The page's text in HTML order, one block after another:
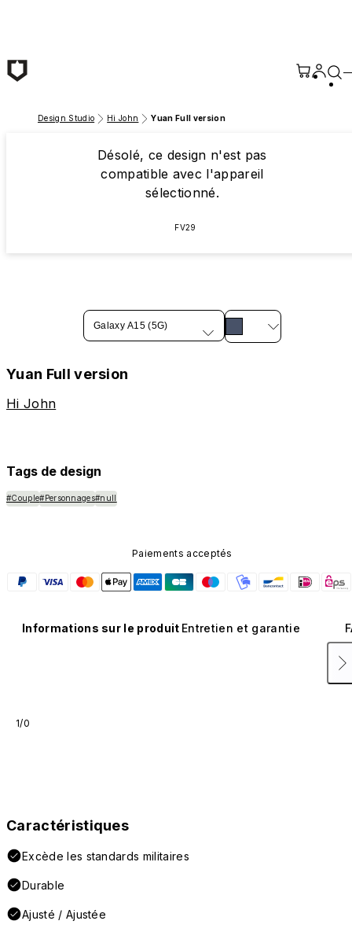
Design Studio Hi John Yuan Full version
Désolé, ce design n'est pas
compatible avec l'appareil
sélectionné.
FV29
Galaxy A15 (5G)
Yuan Full version
Hi John
Tags de design
#Couple#Personnages#null
Paiements acceptés
Informations sur le produit Entretien et garantie
1/0
Caractéristiques
Excède les standards militaires
Durable
Ajusté / Ajustée